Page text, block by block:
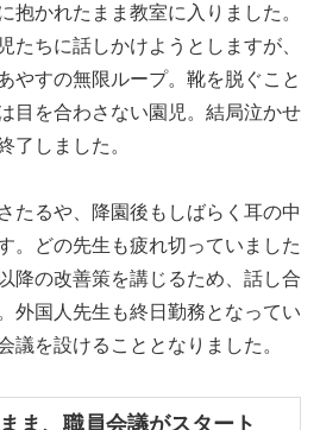
抱かれたまま教室に入りました。
たちに話しかけようとしますが、
やすの無限ループ。靴を脱ぐこと
目を合わさない園児。結局泣かせ
了しました。
たるや、降園後もしばらく耳の中
。どの先生も疲れ切っていました
降の改善策を講じるため、話し合
外国人先生も終日勤務となってい
議を設けることとなりました。
ま、職員会議がスタート